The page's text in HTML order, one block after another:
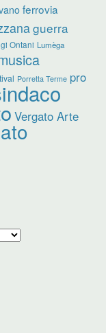
ferrovia
guerra
Ontani Lumèga
Porretta Terme pro
Vergato Arte